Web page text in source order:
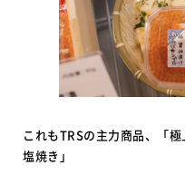
これもTRSの主力商品、「
塩焼き」